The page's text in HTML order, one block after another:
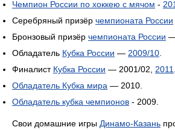
Чемпион России по хоккею с мячом -
Серебряный призёр чемпионата России
Бронзовый призёр чемпионата России
Обладатель Кубка России — 2009/10
Финалист Кубка России — 2001/02, 2011
Обладатель Кубка мира — 2010.
Обладатель кубка чемпионов - 2009.
Свои домашние игры Динамо-Казань